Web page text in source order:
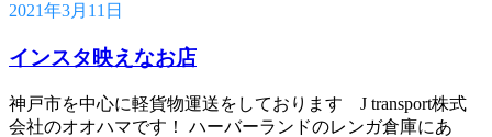
2021年3月11日
インスタ映えなお店
神戸市を中心に軽貨物運送をしております J transport株式
会社のオオハマです！ ハーバーランドのレンガ倉庫にあ